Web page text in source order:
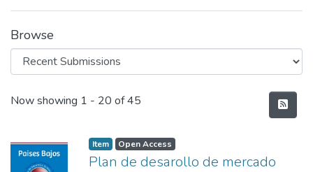
Browse
Recent Submissions
Now showing 1 - 20 of 45
Item Open Access
Plan de desarollo de mercado